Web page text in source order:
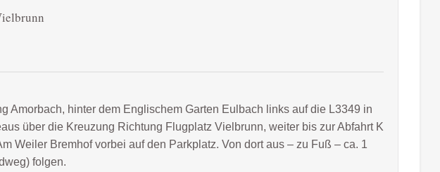
Amorbach, hinter dem Englischem Garten Eulbach links auf die L3349 in
über die Kreuzung Richtung Flugplatz Vielbrunn, weiter bis zur Abfahrt K
Weiler Bremhof vorbei auf den Parkplatz. Von dort aus – zu Fuß – ca. 1
folgen.